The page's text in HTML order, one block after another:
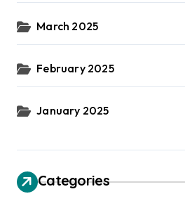
March 2025
February 2025
January 2025
Categories